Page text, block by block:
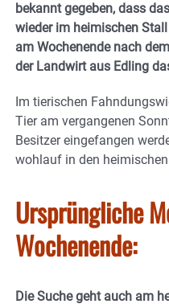
bekannt gegeben, dass
wieder im heimischen
am Wochenende nach
der Landwirt aus Edling
Im tierischen
Tier am vergangenen
Besitzer eingefangen
wohlauf in den
Ursprüngliche
Wochenende:
Die Suche geht auch am